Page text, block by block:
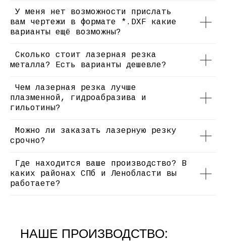
У меня нет возможности прислать
вам чертежи в формате *.DXF какие
варианты ещё возможны?
Сколько стоит лазерная резка
металла? Есть варианты дешевле?
Чем лазерная резка лучше
плазменной, гидроабразива и
гильотины?
Можно ли заказать лазерную резку
срочно?
Где находится ваше производство? В
каких районах СПб и Ленобласти вы
работаете?
НАШЕ ПРОИЗВОДСТВО:
8(903)803-12-83
компании, они подробно ответят на все
возникшие вопросы, помогут с решением
поставленных задач.